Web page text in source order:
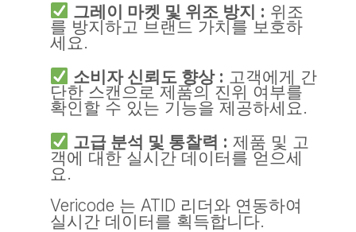
그레이 마켓 및 위조 방지 : 위조
를 방지하고 브랜드 가치를 보호하
세요.
소비자 신뢰도 향상 : 고객에게 간
단한 스캔으로 제품의 진위 여부를
확인할 수 있는 기능을 제공하세요.
고급 분석 및 통찰력 : 제품 및 고
객에 대한 실시간 데이터를 얻으세
요.
Vericode 는 ATID 리더와 연동하여
실시간 데이터를 획득합니다.